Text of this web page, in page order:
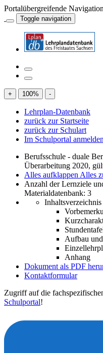
Portalübergreifende Navigation
Toggle navigation
+ 100% -
Lehrplan-Datenbank
zurück zur Startseite
zurück zur Schulart
Im Schulportal anmelden
Berufsschule - duale
Überarbeitung 2020,
Alles aufklappen Alles
Anzahl der Lernziele
Materialdatenbank: 3
Inhaltsverzeichnis
Aufbau
Anhang
Dokument als PDF
Kontaktformular
Zugriff auf die
Schulportal!